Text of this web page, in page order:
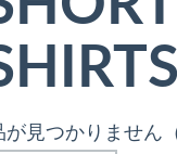
が見つかりません